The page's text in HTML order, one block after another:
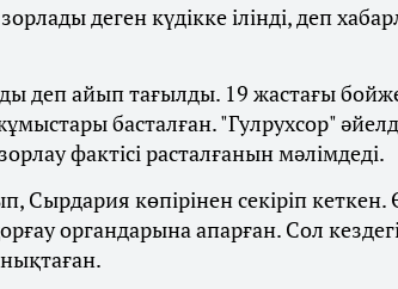
деген күдікке ілінді, деп
деп айып тағылды. 19 жастағы
басталған. "Гулрухсор"
фактісі расталғанын мәлімдеді.
көпірінен секіріп кеткен.
органдарына апарған. Сол кездегі